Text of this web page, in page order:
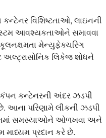
કન્ટેનર વિશિષ્ટતાઓ, લાઇનની
આવશ્યકતાઓને સમાવવા
મેન્યુફેક્ચરિંગ
લિકેજ શોધને
કન્ટેનરની અંદર ઝડપી
આના પરિણામે લીકની ઝડપી
સમસ્યાઓને ઓળખવા અને
માધ્યમ પ્રદાન કરે છે.